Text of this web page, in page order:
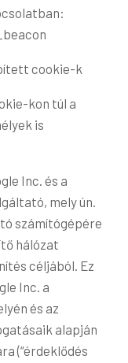
cookie-k
kon túl a
is
Inc. és a
mely ún.
számítógépére
hálózat
céljából. Ez
Inc. a
és az
alapján
(“érdeklődés